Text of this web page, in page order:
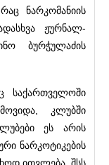
ნარკომანიის
ჟურნალ-
ბურჭულაძის
საქართველოში
კლუბში
ეს არის
ნარკოტიკების